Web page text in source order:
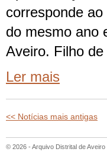
corresponde
do mesmo ano
Aveiro. Filho
Ler mais
<< Notícias mais antigas
© 2026 - Arquivo Distrital de Aveiro